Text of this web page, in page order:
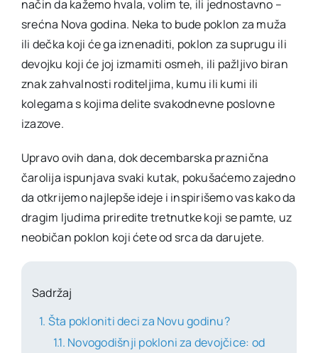
način da kažemo hvala, volim te, ili jednostavno –
srećna Nova godina. Neka to bude poklon za muža
ili dečka koji će ga iznenaditi, poklon za suprugu ili
devojku koji će joj izmamiti osmeh, ili pažljivo biran
znak zahvalnosti roditeljima, kumu ili kumi ili
kolegama s kojima delite svakodnevne poslovne
izazove.
Upravo ovih dana, dok decembarska praznična
čarolija ispunjava svaki kutak, pokušaćemo zajedno
da otkrijemo najlepše ideje i inspirišemo vas kako da
dragim ljudima priredite tretnutke koji se pamte, uz
neobičan poklon koji ćete od srca da darujete.
Sadržaj
Šta pokloniti deci za Novu godinu?
Novogodišnji pokloni za devojčice: od